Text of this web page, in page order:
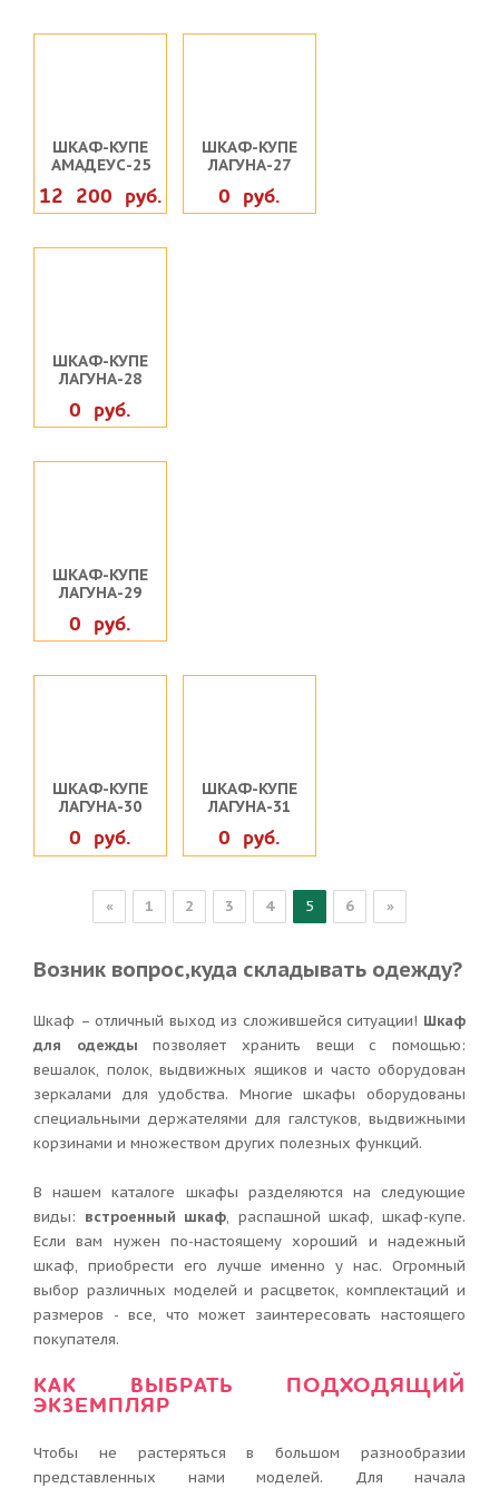
ШКАФ-КУПЕ
АМАДЕУС-25
12 200 руб.
ШКАФ-КУПЕ
ЛАГУНА-27
0 руб.
ШКАФ-КУПЕ
ЛАГУНА-28
0 руб.
ШКАФ-КУПЕ
ЛАГУНА-29
0 руб.
ШКАФ-КУПЕ
ЛАГУНА-30
0 руб.
ШКАФ-КУПЕ
ЛАГУНА-31
0 руб.
« 1 2 3 4 5 6 »
Возник вопрос,куда складывать одежду?
Шкаф – отличный выход из сложившейся ситуации! Шкаф
для одежды позволяет хранить вещи c помощью:
вешалок, полок, выдвижных ящиков и часто оборудован
зеркалами для удобства. Многие шкафы оборудованы
специальными держателями для галстуков, выдвижными
корзинами и множеством других полезных функций.
В нашем каталоге шкафы разделяются на следующие
виды: встроенный шкаф, распашной шкаф, шкаф-купе.
Если вам нужен по-настоящему хороший и надежный
шкаф, приобрести его лучше именно у нас. Огромный
выбор различных моделей и расцветок, комплектаций и
размеров - все, что может заинтересовать настоящего
покупателя.
КАК ВЫБРАТЬ ПОДХОДЯЩИЙ
ЭКЗЕМПЛЯР
Чтобы не растеряться в большом разнообразии
представленных нами моделей. Для начала